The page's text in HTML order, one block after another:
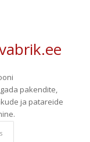
pakendite,
ja patareide